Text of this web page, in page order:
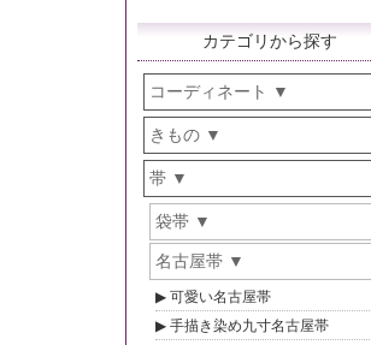
カテゴリから探す
コーディネート
きもの
帯
袋帯
名古屋帯
可愛い名古屋帯
手描き染め九寸名古屋帯